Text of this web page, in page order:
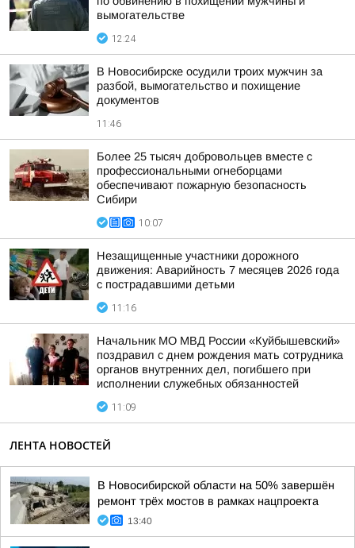
вымогательстве
12:24
В Новосибирске осудили троих мужчин за
разбой, вымогательство и похищение
документов
11:46
Более 25 тысяч добровольцев вместе с
профессиональными огнеборцами
обеспечивают пожарную безопасность
Сибири
10:07
Незащищенные участники дорожного
движения: Аварийность 7 месяцев 2026 года
с пострадавшими детьми
11:16
Начальник МО МВД России «Куйбышевский»
поздравил с днем рождения мать сотрудника
органов внутренних дел, погибшего при
исполнении служебных обязанностей
11:09
ЛЕНТА НОВОСТЕЙ
В Новосибирской области на 50% завершён
ремонт трёх мостов в рамках нацпроекта
13:40